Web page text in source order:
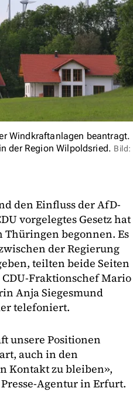
Windkraftanlagen beantragt.
der Region Wilpoldsried. Bild:
den Einfluss der AfD-
vorgelegtes Gesetz hat
begonnen. Es
der Regierung
teilten beide Seiten
Fraktionschef Mario
Anja Siegesmund
telefoniert.
unsere Positionen
auch in den
Kontakt zu bleiben»,
Agentur in Erfurt.